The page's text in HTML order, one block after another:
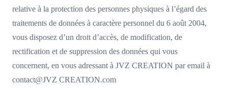
relative à la protection des personnes physiques à l’égard des
traitements de données à caractère personnel du 6 août 2004,
vous disposez d’un droit d’accès, de modification, de
rectification et de suppression des données qui vous
concernent, en vous adressant à JVZ CREATION par email à
contact@JVZ CREATION.com